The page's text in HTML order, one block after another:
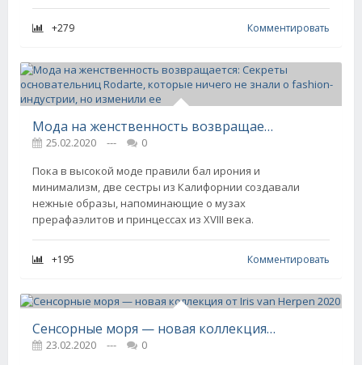
+279 Комментировать
Мода на женственность возвращается: Секреты основательниц Rodarte, которые ничего не знали о fashion-индустрии, но изменили ее
25.02.2020 ---
0
Пока в высокой моде правили бал ирония и
минимализм, две сестры из Калифорнии создавали
нежные образы, напоминающие о музах
прерафаэлитов и принцессах из XVIII века.
+195 Комментировать
Сенсорные моря — новая коллекция от Iris van Herpen 2020
23.02.2020 ---
0